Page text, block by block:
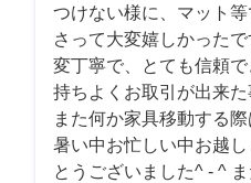
つけない様に、マット
さって大変嬉しかった
変丁寧で、とても信頼
持ちよくお取引が出来
また何か家具移動する
暑い中お忙しい中お越
とうございました^ - ^